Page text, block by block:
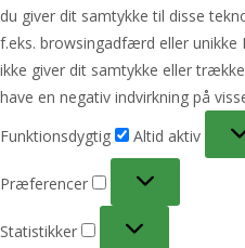
du giver dit samtykke til disse
f.eks. browsingadfærd eller unikke
ikke giver dit samtykke eller
have en negativ indvirkning på
Funktionsdygtig
Altid aktiv
Præferencer
Statistikker